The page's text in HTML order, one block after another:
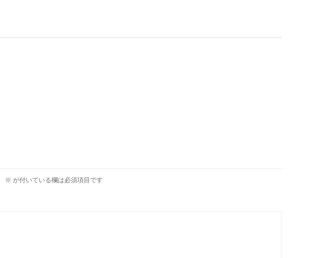
※ が付いている欄は必須項目です